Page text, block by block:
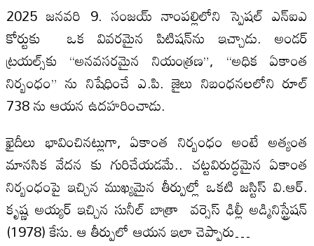
2025 జనవరి 9. సంజయ్ నాంపల్లిలోని స్పెషల్ ఎన్‌ఐఎ
కోర్టుకు ఒక వివరమైన పిటిషన్‌ను ఇచ్చాడు. అండర్
ట్రయల్స్‌కు “అనవసరమైన నియంత్రణ”, “అధిక ఏకాంత
నిర్బంధం” ను నిషేధించే ఎ.పి. జైలు నిబంధనలలోని రూల్
738 ను ఆయన ఉదహరించాడు.
ఖైదీలు భావించినట్లుగా, ఏకాంత నిర్బంధం అంటే అత్యంత
మానసిక వేదన కు గురిచేయడమే.. చట్టవిరుద్ధమైన ఏకాంత
నిర్బంధంపై ఇచ్చిన ముఖ్యమైన తీర్పుల్లో ఒకటి జస్టిస్ వి.ఆర్.
కృష్ణ అయ్యర్ ఇచ్చిన సునీల్ బాత్రా వర్సెస్ ఢిల్లీ అడ్మినిస్ట్రేషన్
(1978) కేసు. ఆ తీర్పులో ఆయన ఇలా చెప్పారు…